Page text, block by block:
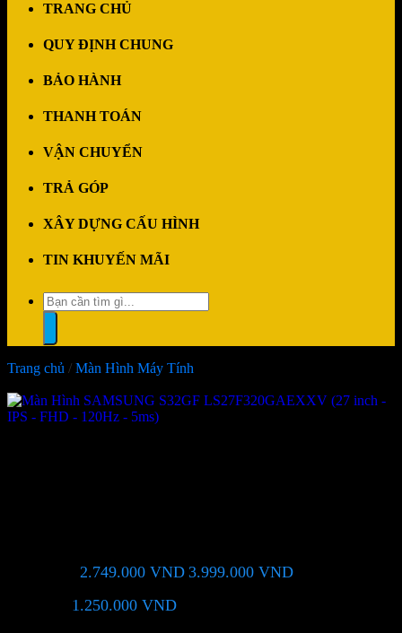
TRANG CHỦ
QUY ĐỊNH CHUNG
BẢO HÀNH
THANH TOÁN
VẬN CHUYỂN
TRẢ GÓP
XÂY DỰNG CẤU HÌNH
TIN KHUYẾN MÃI
Tìm
kiếm:
Trang chủ / Màn Hình Máy Tính
2.749.000 VND 3.999.000 VND
1.250.000 VND